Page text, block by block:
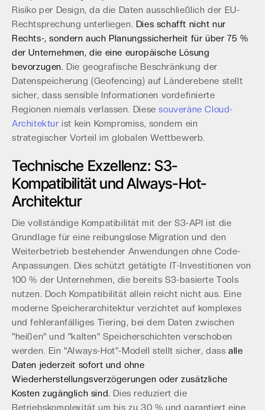
Risiko per Design, da die Daten ausschließlich der EU-
Rechtsprechung unterliegen. Dies schafft nicht nur
Rechts-, sondern auch Planungssicherheit für über 75 %
der Unternehmen, die eine europäische Lösung
bevorzugen. Die geografische Beschränkung der
Datenspeicherung (Geofencing) auf Länderebene stellt
sicher, dass sensible Informationen vordefinierte
Regionen niemals verlassen. Diesesouveräne Cloud-
Architektur ist kein Kompromiss, sondern ein
strategischer Vorteil im globalen Wettbewerb.
Technische Exzellenz: S3-
Kompatibilität und Always-Hot-
Architektur
Die vollständige Kompatibilität mit der S3-API ist die
Grundlage für eine reibungslose Migration und den
Weiterbetrieb bestehender Anwendungen ohne Code-
Anpassungen. Dies schützt getätigte IT-Investitionen von
100 % der Unternehmen, die bereits S3-basierte Tools
nutzen. Doch Kompatibilität allein reicht nicht aus. Eine
moderne Speicherarchitektur verzichtet auf komplexes
und fehleranfälliges Tiering, bei dem Daten zwischen
"heißen" und "kalten" Speicherschichten verschoben
werden. Ein "Always-Hot"-Modell stellt sicher, dassalle
Daten jederzeit sofort und ohne
Wiederherstellungsverzögerungen oder zusätzliche
Kosten zugänglich sind. Dies reduziert die
Betriebskomplexität um bis zu 30 % und garantiert eine